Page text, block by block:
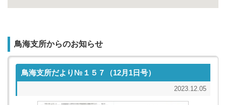
鳥海支所からのお知らせ
鳥海支所だより№１５７（12月1日号）
2023.12.05